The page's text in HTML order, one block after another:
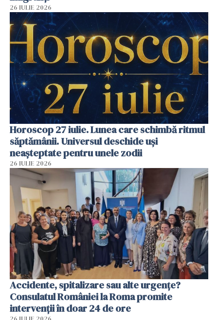
26 IULIE 2026
Horoscop 27 iulie. Lunea care schimbă ritmul
săptămânii. Universul deschide uși
neașteptate pentru unele zodii
26 IULIE 2026
Accidente, spitalizare sau alte urgențe?
Consulatul României la Roma promite
intervenții în doar 24 de ore